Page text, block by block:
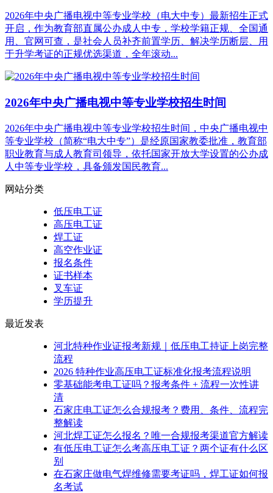
2026年中央广播电视中等专业学校（电大中专）最新招生正式
开启，作为教育部直属公办成人中专，学校学籍正规、全国通
用、官网可查，是社会人员补齐前置学历、解决学历断层、用
于升学考证的正规优选渠道，全年滚动...
2026年中央广播电视中等专业学校招生时间
2026年中央广播电视中等专业学校招生时间，中央广播电视中
等专业学校（简称“电大中专”）是经原国家教委批准，教育部
职业教育与成人教育司领导，依托国家开放大学设置的公办成
人中等专业学校，具备颁发国民教育...
网站分类
低压电工证
高压电工证
焊工证
高空作业证
报名条件
证书样本
叉车证
学历提升
最近发表
河北特种作业证报考新规｜低压电工持证上岗完整
流程
2026 特种作业高压电工证标准化报考流程说明
零基础能考电工证吗？报考条件 + 流程一次性讲
清
石家庄电工证怎么合规报考？费用、条件、流程完
整解读
河北焊工证怎么报名？唯一合规报考渠道官方解读
有低压电工证怎么考高压电工证？两个证有什么区
别
在石家庄做电气焊维修需要考证吗，焊工证如何报
名考试